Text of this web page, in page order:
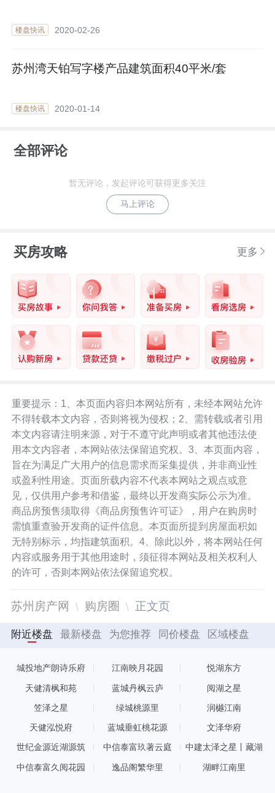
楼盘快讯 2020-02-26
苏州湾天铂写字楼产品建筑面积40平米/套
楼盘快讯 2020-01-14
全部评论
暂无评论，发起评论可获得更多关注
马上评论
买房攻略 更多
重要提示：1、本页面内容归本网站所有，未经本网站允许
不得转载本文内容，否则将视为侵权；2、需转载或者引用
本文内容请注明来源，对于不遵守此声明或者其他违法使
用本文内容者，本网站依法保留追究权。3、本页面内容，
旨在为满足广大用户的信息需求而采集提供，并非商业性
或盈利性用途。页面所载内容不代表本网站之观点或意
见，仅供用户参考和借鉴，最终以开发商实际公示为准。
商品房预售须取得《商品房预售许可证》，用户在购房时
需慎重查验开发商的证件信息。本页面所提到房屋面积如
无特别标示，均指建筑面积。4、除此以外，将本网站任何
内容或服务用于其他用途时，须征得本网站及相关权利人
的许可，否则本网站依法保留追究权。
苏州房产网 购房圈 正文页
附近楼盘 最新楼盘 为您推荐 同价楼盘 区域楼盘
城投地产朗诗乐府 江南映月花园 悦湖东方
天健清枫和苑 蓝城丹枫云庐 阅湖之星
笠泽之星 绿城桃源里 润樾江南
天健泓悦府 蓝城垂虹桃花源 文泽华府
世纪金源近湖源筑 中信泰富玖著云庭 中建太泽之星丨藏湖
中信泰富久阅花园 逸品阁繁华里 湖畔江南里